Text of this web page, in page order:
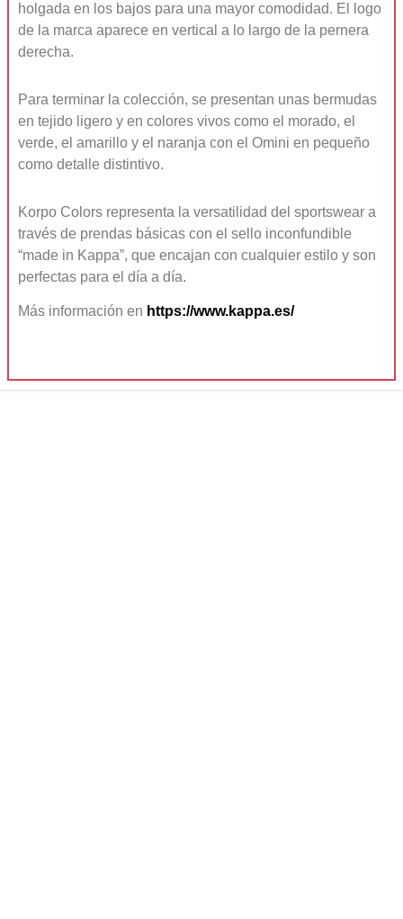
holgada en los bajos para una mayor comodidad. El logo
de la marca aparece en vertical a lo largo de la pernera
derecha.
Para terminar la colección, se presentan unas bermudas
en tejido ligero y en colores vivos como el morado, el
verde, el amarillo y el naranja con el Omini en pequeño
como detalle distintivo.
Korpo Colors representa la versatilidad del sportswear a
través de prendas básicas con el sello inconfundible
“made in Kappa”, que encajan con cualquier estilo y son
perfectas para el día a día.
Más información en https://www.kappa.es/